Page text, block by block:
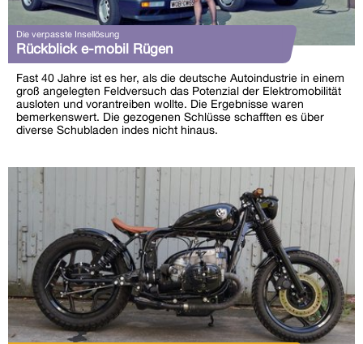
Die verpasste Insellösung
Rückblick e-mobil Rügen
Fast 40 Jahre ist es her, als die deutsche Autoindustrie in einem
groß angelegten Feldversuch das Potenzial der Elektromobilität
ausloten und vorantreiben wollte. Die Ergebnisse waren
bemerkenswert. Die gezogenen Schlüsse schafften es über
diverse Schubladen indes nicht hinaus.